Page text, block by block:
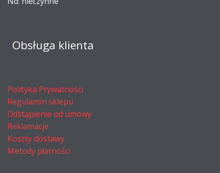
Obsługa klienta
Polityka Prywatności
Regulamin sklepu
Odstąpienie od umowy
Reklamacje
Koszty dostawy
Metody płatności